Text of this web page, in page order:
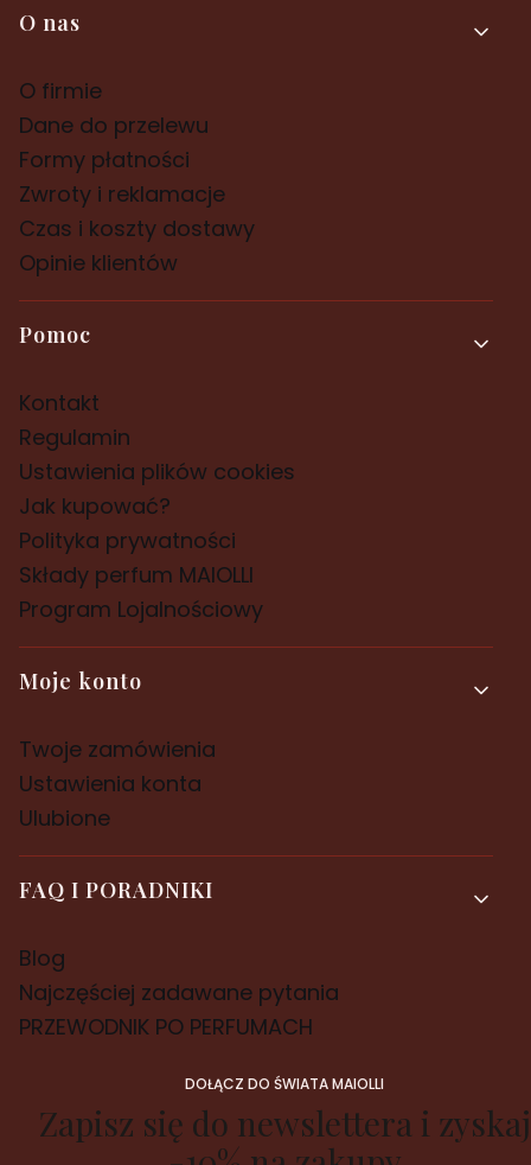
Linki w stopce
O nas
O firmie
Dane do przelewu
Formy płatności
Zwroty i reklamacje
Czas i koszty dostawy
Opinie klientów
Pomoc
Kontakt
Regulamin
Ustawienia plików cookies
Jak kupować?
Polityka prywatności
Składy perfum MAIOLLI
Program Lojalnościowy
Moje konto
Twoje zamówienia
Ustawienia konta
Ulubione
FAQ I PORADNIKI
Blog
Najczęściej zadawane pytania
PRZEWODNIK PO PERFUMACH
DOŁĄCZ DO ŚWIATA MAIOLLI
Zapisz się do newslettera i zyskaj